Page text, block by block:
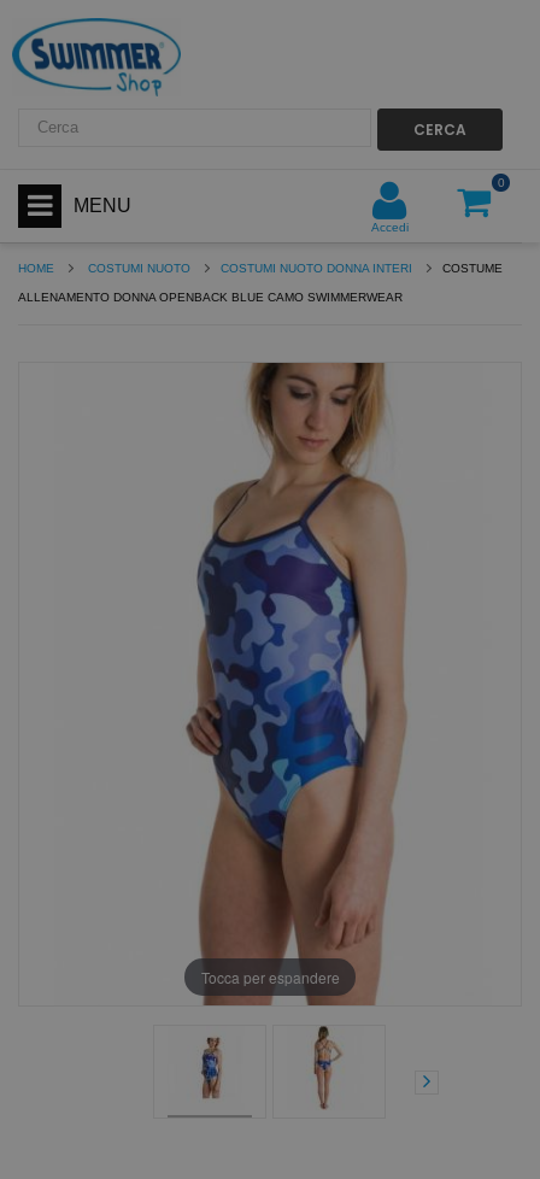
CERCA
MENU
0
Accedi
HOME COSTUMI NUOTO COSTUMI NUOTO DONNA INTERI COSTUME
ALLENAMENTO DONNA OPENBACK BLUE CAMO SWIMMERWEAR
Tocca per espandere